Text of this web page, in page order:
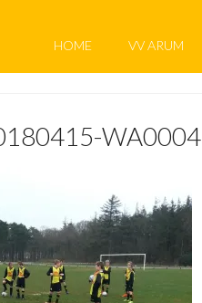
HOME VV ARUM
WA0004